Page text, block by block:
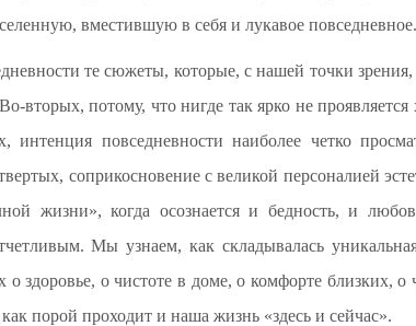
вместившую в себя и лукавое повседневное.
те сюжеты, которые, с нашей точки
вторых, потому, что нигде так ярко не
интенция повседневности наиболее четко
соприкосновение с великой персоналией
жизни», когда осознается и бедность, и
Мы узнаем, как складывалась
здоровье, о чистоте в доме, о комфорте близких,
порой проходит и наша жизнь «здесь и сейчас».